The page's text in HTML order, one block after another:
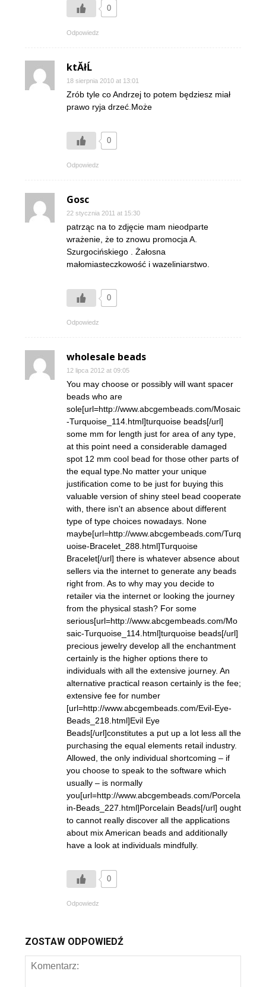
0
Odpowiedz
ktĂłĹ
18 sierpnia 2010 at 13:01
Zrób tyle co Andrzej to potem będziesz miał
prawo ryja drzeć.Może
0
Odpowiedz
Gosc
22 stycznia 2011 at 15:30
patrząc na to zdjęcie mam nieodparte
wrażenie, że to znowu promocja A.
Szurgocińskiego . Żałosna
małomiasteczkowość i wazeliniarstwo.
0
Odpowiedz
wholesale beads
12 lipca 2012 at 09:05
You may choose or possibly will want spacer
beads who are
sole[url=http://www.abcgembeads.com/Mosaic
-Turquoise_114.html]turquoise beads[/url]
some mm for length just for area of any type,
at this point need a considerable damaged
spot 12 mm cool bead for those other parts of
the equal type.No matter your unique
justification come to be just for buying this
valuable version of shiny steel bead cooperate
with, there isn't an absence about different
type of type choices nowadays. None
maybe[url=http://www.abcgembeads.com/Turq
uoise-Bracelet_288.html]Turquoise
Bracelet[/url] there is whatever absence about
sellers via the internet to generate any beads
right from. As to why may you decide to
retailer via the internet or looking the journey
from the physical stash? For some
serious[url=http://www.abcgembeads.com/Mo
saic-Turquoise_114.html]turquoise beads[/url]
precious jewelry develop all the enchantment
certainly is the higher options there to
individuals with all the extensive journey. An
alternative practical reason certainly is the fee;
extensive fee for number
[url=http://www.abcgembeads.com/Evil-Eye-
Beads_218.html]Evil Eye
Beads[/url]constitutes a put up a lot less all the
purchasing the equal elements retail industry.
Allowed, the only individual shortcoming – if
you choose to speak to the software which
usually – is normally
you[url=http://www.abcgembeads.com/Porcela
in-Beads_227.html]Porcelain Beads[/url] ought
to cannot really discover all the applications
about mix American beads and additionally
have a look at individuals mindfully.
0
Odpowiedz
ZOSTAW ODPOWIEDŹ